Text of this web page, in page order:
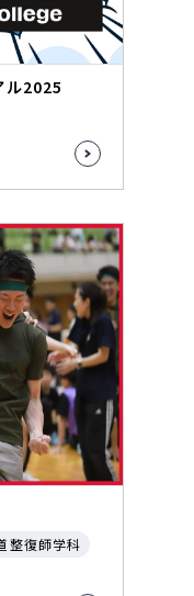
ル2025
整復師学科